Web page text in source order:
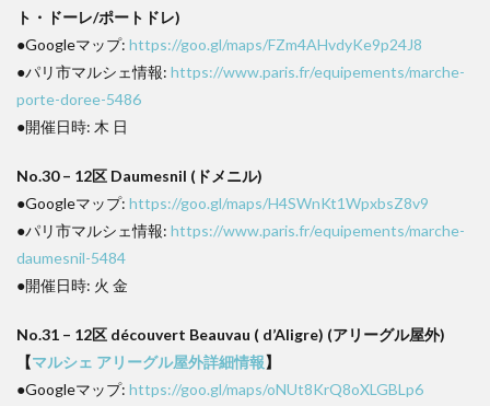
ト・ドーレ/ポートドレ)
●Googleマップ: https://goo.gl/maps/FZm4AHvdyKe9p24J8
●パリ市マルシェ情報: https://www.paris.fr/equipements/marche-
porte-doree-5486
●開催日時: 木 日
No.30 – 12区 Daumesnil (ドメニル)
●Googleマップ: https://goo.gl/maps/H4SWnKt1WpxbsZ8v9
●パリ市マルシェ情報: https://www.paris.fr/equipements/marche-
daumesnil-5484
●開催日時: 火 金
No.31 – 12区 découvert Beauvau ( d’Aligre) (アリーグル屋外)
【マルシェ アリーグル屋外詳細情報】
●Googleマップ: https://goo.gl/maps/oNUt8KrQ8oXLGBLp6